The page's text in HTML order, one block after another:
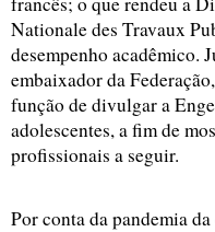
Nationale des Travaux
desempenho acadêmico.
embaixador da
função de divulgar a
adolescentes, a fim de
profissionais a seguir.
Por conta da pandemia